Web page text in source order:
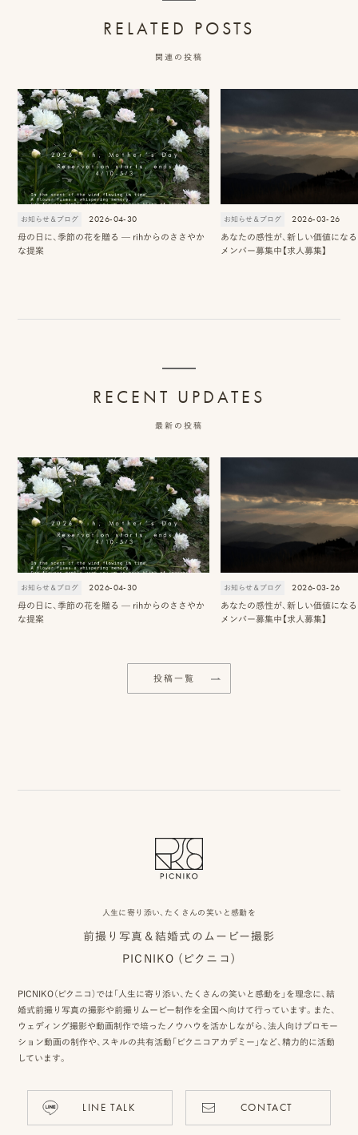
RELATED POSTS
関連の投稿
お知らせ＆ブログ 2026-04-30
母の日に、季節の花を贈る — rihからのささやか
な提案
お知らせ＆ブログ 2026-03-26
あなたの感性が、新しい価値にな
メンバー募集中【求人募集】
RECENT UPDATES
最新の投稿
お知らせ＆ブログ 2026-04-30
母の日に、季節の花を贈る — rihからのささやか
な提案
お知らせ＆ブログ 2026-03-26
あなたの感性が、新しい価値にな
メンバー募集中【求人募集】
投稿一覧
人生に寄り添い、たくさんの笑いと感動を
前撮り写真＆結婚式のムービー撮影
PICNIKO (ピクニコ)
PICNIKO（ピクニコ）では「人生に寄り添い、たくさんの笑いと感動を」を理念に、結
婚式前撮り写真の撮影や前撮りムービー制作を全国へ向けて行っています。また、
ウェディング撮影や動画制作で培ったノウハウを活かしながら、法人向けプロモー
ション動画の制作や、スキルの共有活動「ピクニコアカデミー」など、精力的に活動
しています。
LINE TALK CONTACT